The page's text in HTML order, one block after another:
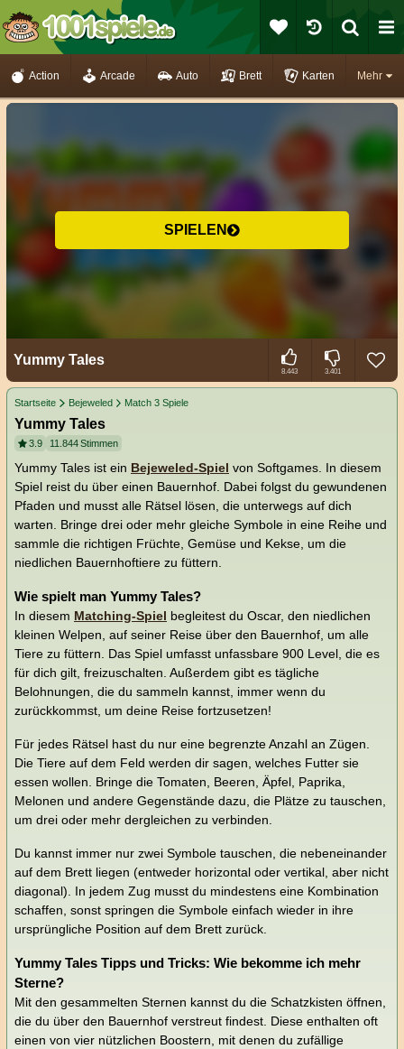
Mehr
Action Arcade Auto Brett Karten
SPIELEN
Yummy Tales
8.443 3.401
Startseite Bejeweled Match 3 Spiele
Yummy Tales
3.9 11.844Stimmen
Yummy Tales ist ein Bejeweled-Spiel von Softgames. In diesem
Spiel reist du über einen Bauernhof. Dabei folgst du gewundenen
Pfaden und musst alle Rätsel lösen, die unterwegs auf dich
warten. Bringe drei oder mehr gleiche Symbole in eine Reihe und
sammle die richtigen Früchte, Gemüse und Kekse, um die
niedlichen Bauernhoftiere zu füttern.
Wie spielt man Yummy Tales?
In diesem Matching-Spiel begleitest du Oscar, den niedlichen
kleinen Welpen, auf seiner Reise über den Bauernhof, um alle
Tiere zu füttern. Das Spiel umfasst unfassbare 900 Level, die es
für dich gilt, freizuschalten. Außerdem gibt es tägliche
Belohnungen, die du sammeln kannst, immer wenn du
zurückkommst, um deine Reise fortzusetzen!
Für jedes Rätsel hast du nur eine begrenzte Anzahl an Zügen.
Die Tiere auf dem Feld werden dir sagen, welches Futter sie
essen wollen. Bringe die Tomaten, Beeren, Äpfel, Paprika,
Melonen und andere Gegenstände dazu, die Plätze zu tauschen,
um drei oder mehr dergleichen zu verbinden.
Du kannst immer nur zwei Symbole tauschen, die nebeneinander
auf dem Brett liegen (entweder horizontal oder vertikal, aber nicht
diagonal). In jedem Zug musst du mindestens eine Kombination
schaffen, sonst springen die Symbole einfach wieder in ihre
ursprüngliche Position auf dem Brett zurück.
Yummy Tales Tipps und Tricks: Wie bekomme ich mehr
Sterne?
Mit den gesammelten Sternen kannst du die Schatzkisten öffnen,
die du über den Bauernhof verstreut findest. Diese enthalten oft
einen von vier nützlichen Boostern, mit denen du zufällige